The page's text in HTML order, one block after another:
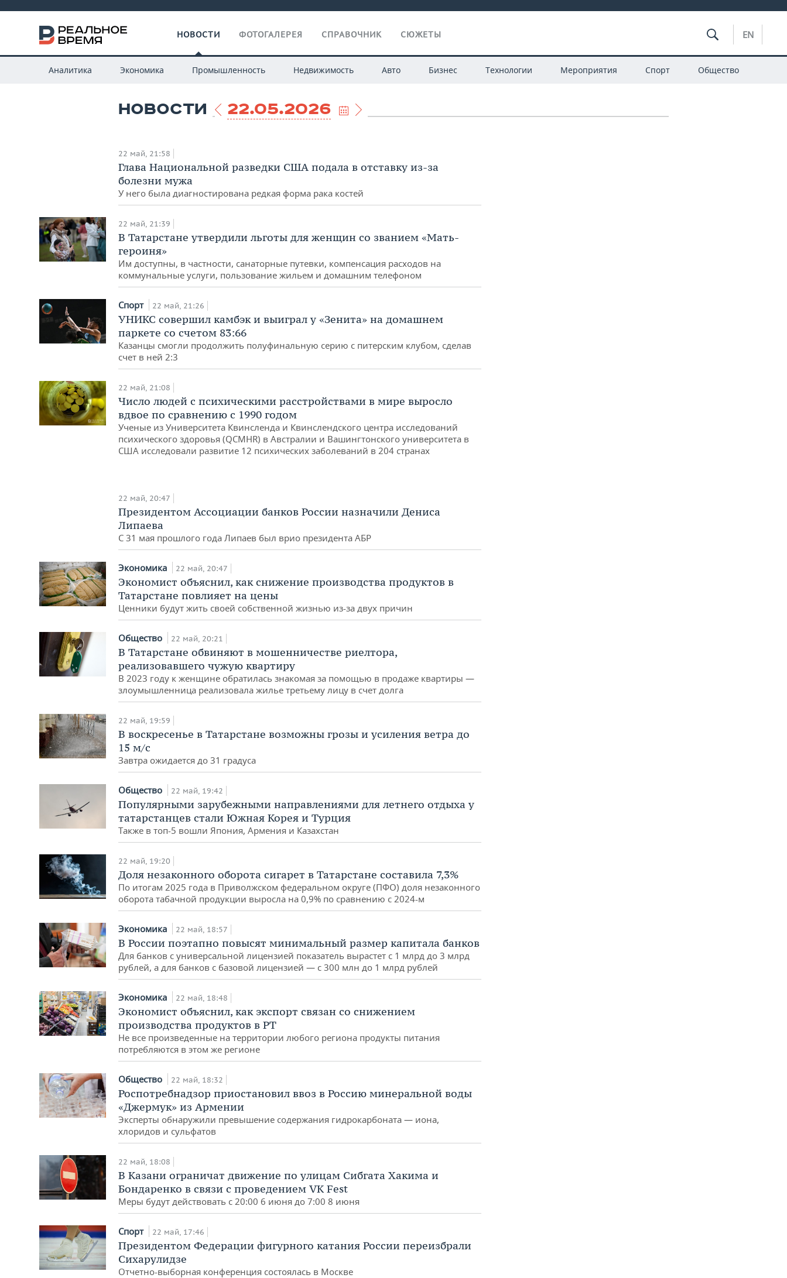
НОВОСТИ ФОТОГАЛЕРЕЯ СПРАВОЧНИК СЮЖЕТЫ EN
Аналитика Экономика Промышленность Недвижимость Авто Бизнес Технологии Мероприятия Спорт Общество
НОВОСТИ 22.05.2026
22 май, 21:58
Глава Национальной разведки США подала в отставку из-за
болезни мужа
У него была диагностирована редкая форма рака костей
22 май, 21:39
В Татарстане утвердили льготы для женщин со званием «Мать-
героиня»
Им доступны, в частности, санаторные путевки, компенсация расходов на
коммунальные услуги, пользование жильем и домашним телефоном
Спорт 22 май, 21:26
УНИКС совершил камбэк и выиграл у «Зенита» на домашнем
паркете со счетом 83:66
Казанцы смогли продолжить полуфинальную серию с питерским клубом, сделав
счет в ней 2:3
22 май, 21:08
Число людей с психическими расстройствами в мире выросло
вдвое по сравнению с 1990 годом
Ученые из Университета Квинсленда и Квинслендского центра исследований
психического здоровья (QCMHR) в Австралии и Вашингтонского университета в
США исследовали развитие 12 психических заболеваний в 204 странах
22 май, 20:47
Президентом Ассоциации банков России назначили Дениса
Липаева
С 31 мая прошлого года Липаев был врио президента АБР
Экономика 22 май, 20:47
Экономист объяснил, как снижение производства продуктов в
Татарстане повлияет на цены
Ценники будут жить своей собственной жизнью из-за двух причин
Общество 22 май, 20:21
В Татарстане обвиняют в мошенничестве риелтора,
реализовавшего чужую квартиру
В 2023 году к женщине обратилась знакомая за помощью в продаже квартиры —
злоумышленница реализовала жилье третьему лицу в счет долга
22 май, 19:59
В воскресенье в Татарстане возможны грозы и усиления ветра до
15 м/с
Завтра ожидается до 31 градуса
Общество 22 май, 19:42
Популярными зарубежными направлениями для летнего отдыха у
татарстанцев стали Южная Корея и Турция
Также в топ-5 вошли Япония, Армения и Казахстан
22 май, 19:20
Доля незаконного оборота сигарет в Татарстане составила 7,3%
По итогам 2025 года в Приволжском федеральном округе (ПФО) доля незаконного
оборота табачной продукции выросла на 0,9% по сравнению с 2024-м
Экономика 22 май, 18:57
В России поэтапно повысят минимальный размер капитала банков
Для банков с универсальной лицензией показатель вырастет с 1 млрд до 3 млрд
рублей, а для банков с базовой лицензией — с 300 млн до 1 млрд рублей
Экономика 22 май, 18:48
Экономист объяснил, как экспорт связан со снижением
производства продуктов в РТ
Не все произведенные на территории любого региона продукты питания
потребляются в этом же регионе
Общество 22 май, 18:32
Роспотребнадзор приостановил ввоз в Россию минеральной воды
«Джермук» из Армении
Эксперты обнаружили превышение содержания гидрокарбоната — иона,
хлоридов и сульфатов
22 май, 18:08
В Казани ограничат движение по улицам Сибгата Хакима и
Бондаренко в связи с проведением VK Fest
Меры будут действовать с 20:00 6 июня до 7:00 8 июня
Спорт 22 май, 17:46
Президентом Федерации фигурного катания России переизбрали
Сихарулидзе
Отчетно-выборная конференция состоялась в Москве